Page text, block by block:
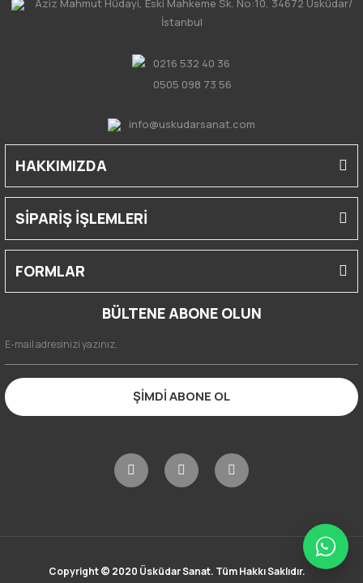
Aziz Mahmut Hüdayi, Eski Mahkeme Sk. No:10, 34672 Üsküdar/
İstanbul
0216 532 40 36
0505 098 73 56
info@uskudarsanat.com
HAKKIMIZDA
SİPARİŞ İŞLEMLERİ
FORMLAR
BÜLTENE ABONE OLUN
ŞİMDİ ABONE OL
Copyright © 2020 Üsküdar Sanat. Tüm Hakkı Saklıdır.